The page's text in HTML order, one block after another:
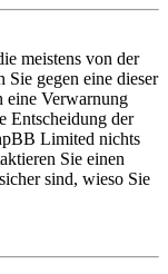
meistens von der
gegen eine dieser
eine Verwarnung
Entscheidung der
Limited nichts
Sie einen
sind, wieso Sie